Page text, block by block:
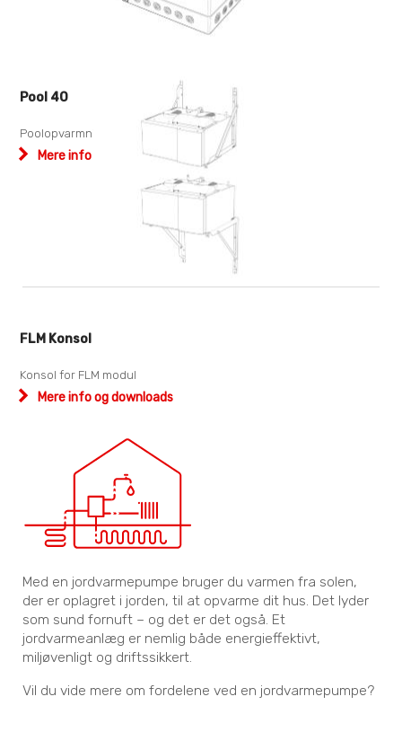
Pool 40
Poolopvarmning
Mere info og downloads
FLM Konsol
Konsol for FLM modul
Mere info og downloads
Med en jordvarmepumpe bruger du varmen fra solen,
der er oplagret i jorden, til at opvarme dit hus. Det lyder
som sund fornuft – og det er det også. Et
jordvarmeanlæg er nemlig både energieffektivt,
miljøvenligt og driftssikkert.
Vil du vide mere om fordelene ved en jordvarmepumpe?